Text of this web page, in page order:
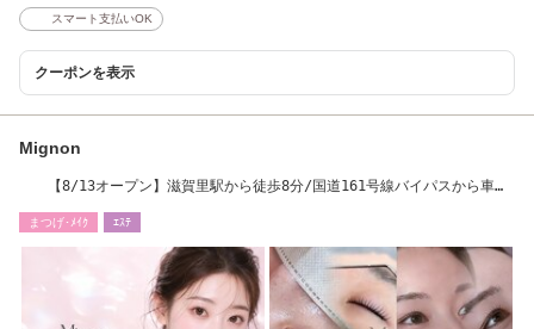
スマート支払いOK
クーポンを表示
Mignon
【8/13オープン】滋賀里駅から徒歩8分/国道161号線バイパスから車で
まつげ･ﾒｲｸ ｴｽﾃ